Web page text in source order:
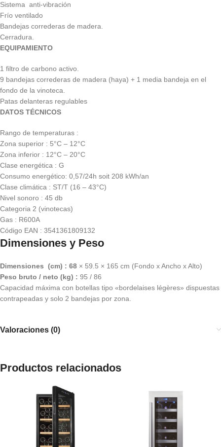
Sistema anti-vibración
Frío ventilado
Bandejas correderas de madera.
Cerradura.
EQUIPAMIENTO
1 filtro de carbono activo.
9 bandejas correderas de madera (haya) + 1 media bandeja en el
fondo de la vinoteca.
Patas delanteras regulables
DATOS TÉCNICOS
Rango de temperaturas :
Zona superior : 5°C – 12°C
Zona inferior : 12°C – 20°C
Clase energética : G
Consumo energético: 0,57/24h soit 208 kWh/an
Clase climática : ST/T (16 – 43°C)
Nivel sonoro : 45 db
Categoria 2 (vinotecas)
Gas : R600A
Código EAN : 3541361809132
Dimensiones y Peso
Dimensiones (cm) : 68 × 59.5 × 165 cm (Fondo x Ancho x Alto)
Peso bruto / neto (kg) : 95 / 86
Capacidad máxima con botellas tipo «bordelaises légères» dispuestas
contrapeadas y solo 2 bandejas por zona.
Valoraciones (0)
Productos relacionados